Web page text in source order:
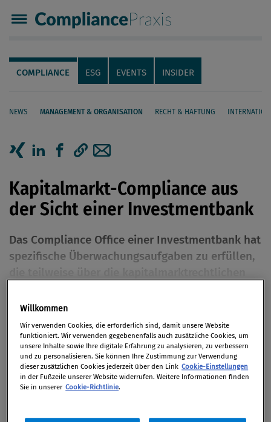
Compliance Praxis
Servicenavigation
Navigation
COMPLIANCE ESG EVENTS INSIDER
NEWS MANAGEMENT & ORGANISATION RECHT & HAFTUNG
Seiteninhalt
Kapitalmarkt-Compliance aus
der Sicht einer Investmentbank
Das Compliance Office einer Investmentbank hat
spezifische Überwachungsaufgaben zu erfüllen,
gibt einen Überblick über Compliance-
Maßnahmen, die eine Investmentbank im
Rahmen ihrer Analyse als adäquat erkannt und
entsprechend implementiert hat.
VonMag. Gerald Deimel
Praxis 3/2011, S. 25
Willkommen
Wir verwenden Cookies, die erforderlich sind, damit unsere Website
funktioniert. Wir verwenden gegebenenfalls auch zusätzliche Cookies, um
unsere Inhalte sowie Ihre digitale Erfahrung zu analysieren, zu verbessern
und zu personalisieren. Sie können Ihre Zustimmung zur Verwendung
dieser zusätzlichen Cookies jederzeit über den Link Cookie-Einstellungen
in der Fußzeile unserer Website widerrufen. Weitere Informationen finden
Sie in unserer Cookie-Richtlinie.